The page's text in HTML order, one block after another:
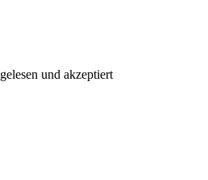
gelesen und akzeptiert